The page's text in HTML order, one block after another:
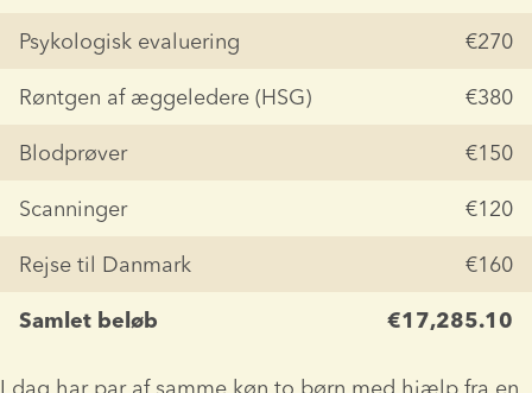
Psykologisk evaluering €270
Røntgen af æggeledere (HSG) €380
Blodprøver €150
Scanninger €120
Rejse til Danmark €160
Samlet beløb €17,285.10